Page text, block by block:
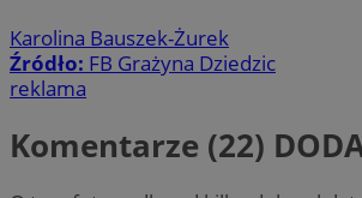
Karolina Bauszek-Żurek
Źródło: FB Grażyna Dziedzic
reklama
Komentarze (22)